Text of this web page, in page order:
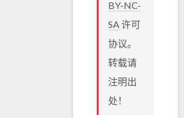
BY-NC-
SA许可
协议。
转载请
注明出
处！